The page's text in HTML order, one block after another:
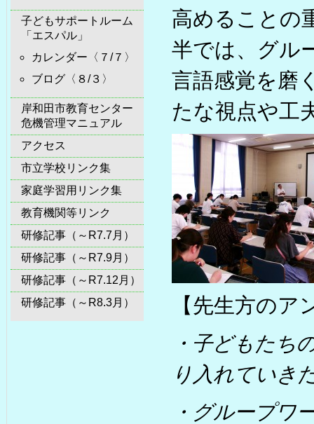
子どもサポートルーム
「エスパル」
カレンダー〈７/７〉
ブログ〈８/３〉
岸和田市教育センター
危機管理マニュアル
アクセス
市立学校リンク集
家庭学習用リンク集
教育機関等リンク
研修記事（～R7.7月）
研修記事（～R7.9月）
研修記事（～R7.12月）
研修記事（～R8.3月）
高めることの
半では、グル
言語感覚を磨
たな視点や工
【先生方の
・子どもたち
り入れていき
・グループワ